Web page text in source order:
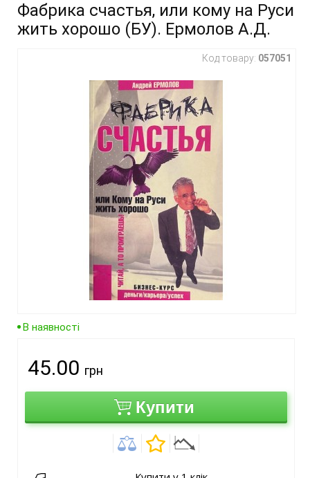
Фабрика счастья, или кому на Руси
жить хорошо (БУ). Ермолов А.Д.
Код товару: 057051
В наявності
45.00 грн
Купити